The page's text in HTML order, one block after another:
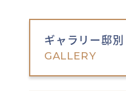
ギャラリー邸別
GALLERY